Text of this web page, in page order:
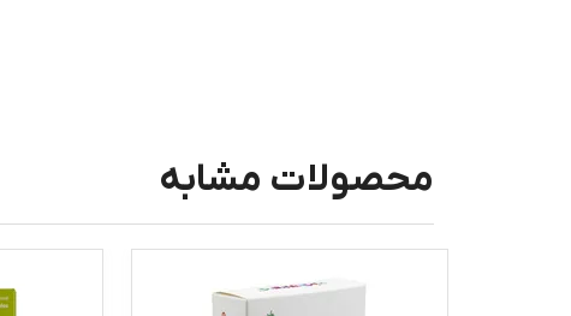
محصولات مشابه